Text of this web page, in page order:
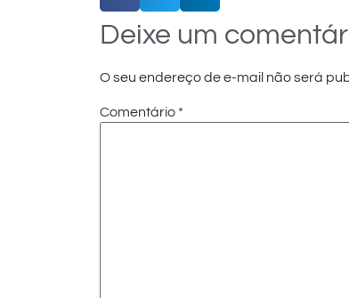
Deixe um
O seu endereço de e-mail não será
Comentário *